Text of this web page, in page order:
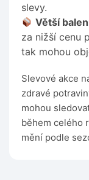
slevy.
Větší
za nižší cenu
tak mohou
Slevové akce
zdravé
mohou
během celého
mění podle